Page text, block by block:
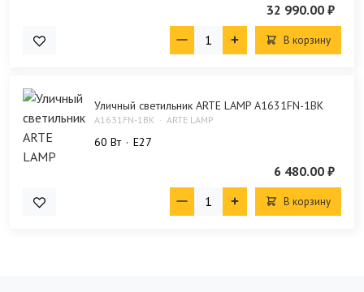
32 990.00 ₽
В корзину
Уличный светильник ARTE LAMP A1631FN-1BK
A1631FN-1BK ARTE LAMP
60 Bт E27
6 480.00 ₽
В корзину